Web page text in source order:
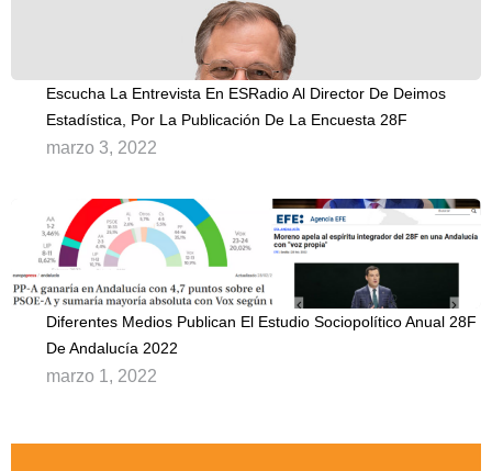
Escucha La Entrevista En ESRadio Al Director De Deimos
Estadística, Por La Publicación De La Encuesta 28F
marzo 3, 2022
Diferentes Medios Publican El Estudio Sociopolítico Anual 28F
De Andalucía 2022
marzo 1, 2022